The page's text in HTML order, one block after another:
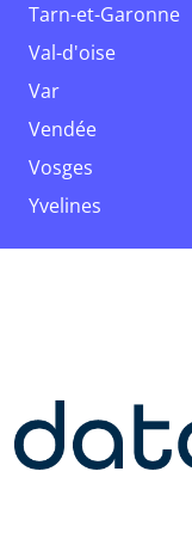
Tarn-et-Garonne
Val-d'oise
Var
Vendée
Vosges
Yvelines